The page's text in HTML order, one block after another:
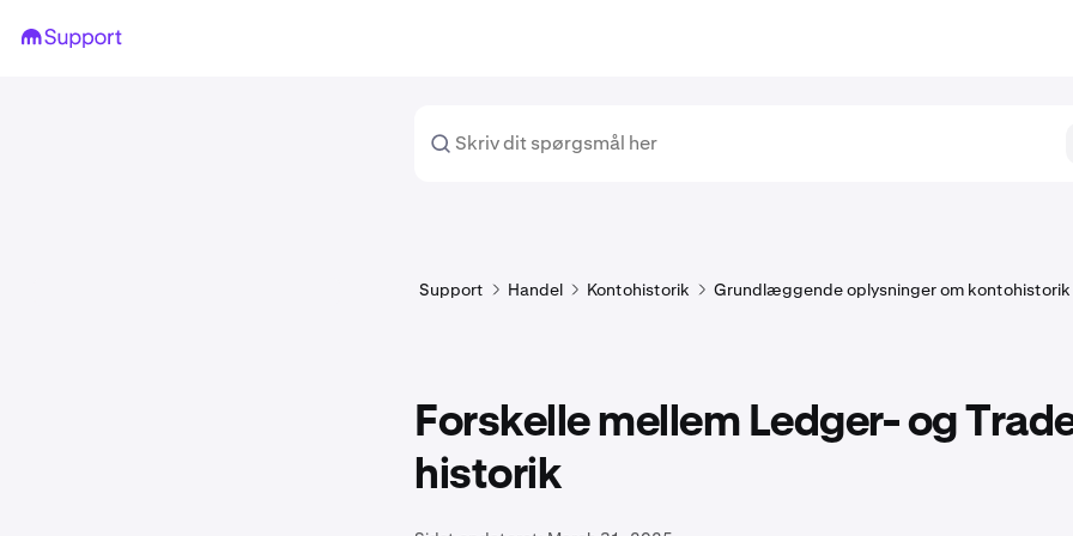
Support Handel Kontohistorik Grundlæggende oplysninger om kontohistorik
Forskelle mellem Ledger- og
historik